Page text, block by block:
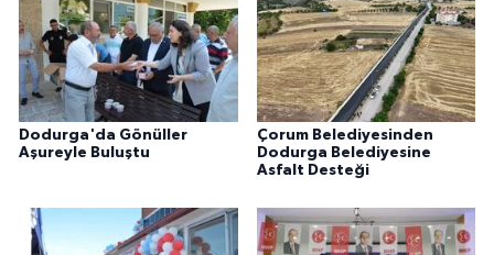
Dodurga'da Gönüller
Aşureyle Buluştu
Çorum Belediyesinden
Dodurga Belediyesine
Asfalt Desteği